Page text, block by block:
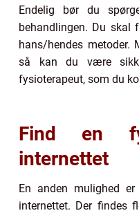
Endelig bør du
behandlingen. Du skal
hans/hendes metoder.
så kan du være
fysioterapeut, som du
Find en
internettet
En anden mulighed
internettet. Der findes